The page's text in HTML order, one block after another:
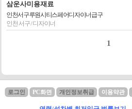
삼운사미용재료
인천서구루원시티스페어디자이너급구
인천 서구 / 디자이너
1
로그인 PC화면 개인정보취급 이용약관